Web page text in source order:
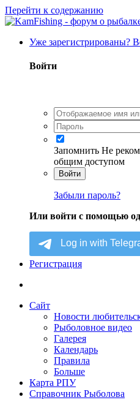
Перейти к содержанию
Уже зарегистрированы?
Войти
Запомнить Не
общим доступом
Войти
Забыли пароль?
Или войти с помощью
Регистрация
Сайт
Новости
Рыболовное видео
Галерея
Календарь
Правила
Больше
Карта РПУ
Справочник Рыболова